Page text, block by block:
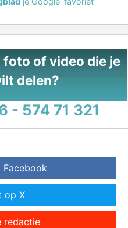
foto of video die je
delen?
- 574 71 321
Facebook
op X
redactie